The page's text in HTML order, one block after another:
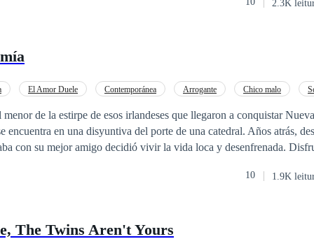
competencia la cual se llevara a cabo en Italia; la cual tiene como
El ganador de esta competencia se llevara 2 millones de euros y la
2.3K
El Amor Duele Contemporánea Arrogante Chico malo
de la estirpe de esos irlandeses que llegaron a conquistar
encuentra en una disyuntiva del porte de una catedral. Años atrás,
con su mejor amigo decidió vivir la vida loca y desenfrenada.
santo al que le había hecho una manda que su hijo por fin se
un chico alegre y desinhibido, que le gustan las series de detectives y
10 1.9K
The Twins Aren't Yours